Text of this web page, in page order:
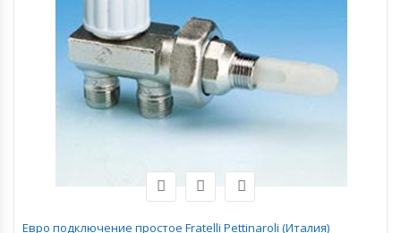
Евро подключение простое Fratelli Pettinaroli (Италия)